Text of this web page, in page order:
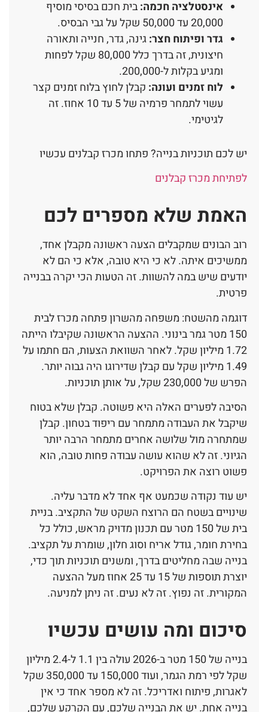
אינסטלציה חכמה:בית חכם בסיסי מוסיף
20,000 עד 50,000 שקל על גבי הבסיס.
גדר ופיתוח חצר:גינה, גדר, חנייה ותאורה
חיצונית, זה בדרך כלל 80,000 שקל לפחות
ומגיע בקלות ל-200,000.
לוח זמנים ועונה: קבלן לחוץ בלוח זמנים קצר
עשוי לתמחר פרמיה של 5 עד 10 אחוז. זה
לגיטימי.
יש לכם תוכניות בנייה? פתחו מכרז קבלנים עכשיו
לפתיחת מכרז קבלנים
האמת שלא מספרים לכם
רוב הבונים שמקבלים הצעה ראשונה מקבלן אחד,
ממשיכים איתה. לא כי היא טובה, אלא כי הם לא
יודעים שיש במה להשוות. זה הטעות הכי יקרה בבנייה
פרטית.
דוגמה מהשטח: משפחה מהשרון פתחה מכרז לבית
150 מטר גמר בינוני. ההצעה הראשונה שקיבלו הייתה
1.72 מיליון שקל. לאחר השוואת הצעות, הם חתמו על
1.49 מיליון שקל עם קבלן שדירוגו היה גבוה יותר.
הפרש של 230,000 שקל, על אותן תוכניות.
הסיבה לפערים האלה היא פשוטה. קבלן שלא בטוח
שיקבל את העבודה מתמחר עם ריפוד בטחון. קבלן
שמתחרה מול שלושה אחרים מתמחר הרבה יותר
הגיוני. זה לא שהוא עושה עבודה פחות טובה, הוא
פשוט רוצה את הפרויקט.
יש עוד נקודה שכמעט אף אחד לא מדבר עליה.
שינויים בשטח הם הרוצח השקט של התקציב. בניית
בית של 150 מטר עם תכנון מדויק מראש, כולל כל
בחירת חומר, גודל אריח וסוג חלון, שומרת על תקציב.
בנייה שבה מחליטים בדרך, ומשנים תוכניות תוך כדי,
יוצרת תוספות של 15 עד 25 אחוז מעל ההצעה
המקורית. זה נפוץ. זה לא נעים. זה ניתן למניעה.
סיכום ומה עושים עכשיו
בנייה של 150 מטר ב-2026 עולה בין 1.1 ל-2.4 מיליון
שקל לפי רמת הגמר, ועוד 150,000 עד 350,000 שקל
לאגרות, פיתוח ואדריכל. זה לא מספר אחד כי אין
בנייה אחת. יש את הבנייה שלכם, עם הקרקע שלכם,